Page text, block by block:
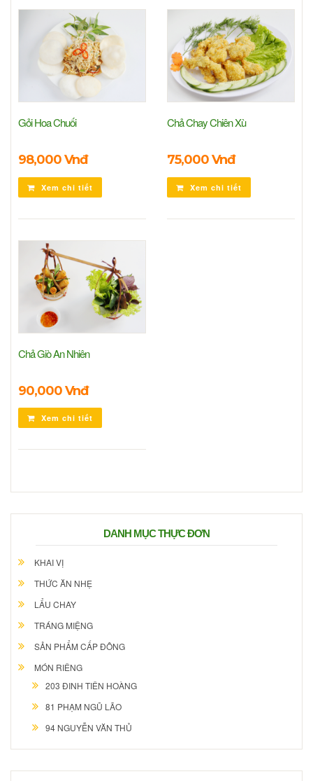
Gỏi Hoa Chuối
98,000 Vnđ
Xem chi tiết
Chả Chay Chiên Xù
75,000 Vnđ
Xem chi tiết
Chả Giò An Nhiên
90,000 Vnđ
Xem chi tiết
DANH MỤC THỰC ĐƠN
KHAI VỊ
THỨC ĂN NHẸ
LẨU CHAY
TRÁNG MIỆNG
SẢN PHẨM CẤP ĐÔNG
MÓN RIÊNG
203 ĐINH TIÊN HOÀNG
81 PHẠM NGŨ LÃO
94 NGUYỄN VĂN THỦ